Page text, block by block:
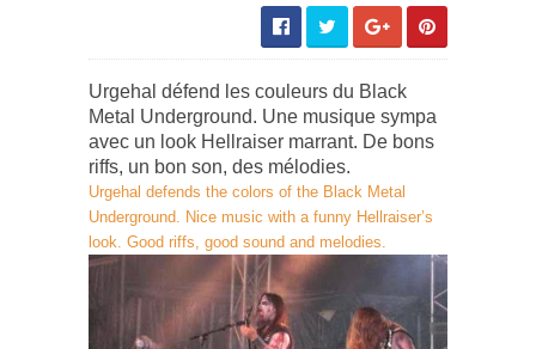
Urgehal défend les couleurs du Black
Metal Underground. Une musique sympa
avec un look Hellraiser marrant. De bons
riffs, un bon son, des mélodies.
Urgehal defends the colors of the Black Metal
Underground. Nice music with a funny Hellraiser’s
look. Good riffs, good sound and melodies.